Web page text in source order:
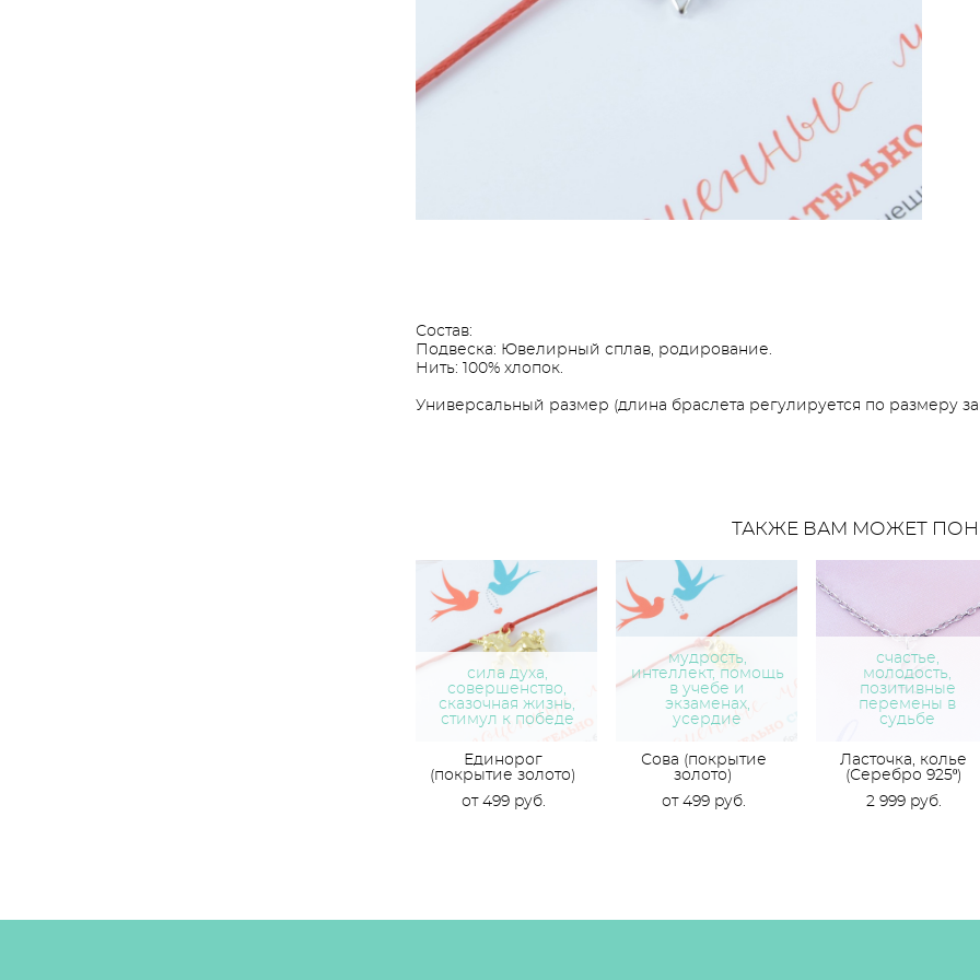
Состав:
Подвеска: Ювелирный сплав, родирование.
Нить: 100% хлопок.
Универсальный размер (длина браслета регулируется по размеру
ТАКЖЕ ВАМ МОЖЕТ
сила духа,
совершенство,
сказочная жизнь,
стимул к победе
Единорог
(покрытие золото)
от 499 pуб.
мудрость,
интеллект, помощь
в учебе и
экзаменах,
усердие
Сова (покрытие
золото)
от 499 pуб.
счастье,
молодость,
позитивные
перемены в
судьбе
Ласточка, колье
(Серебро 925º)
2 999 pуб.